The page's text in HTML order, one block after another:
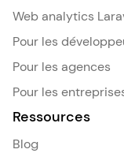
Web analytics
Pour les
Pour les agences
Pour les
Ressources
Blog